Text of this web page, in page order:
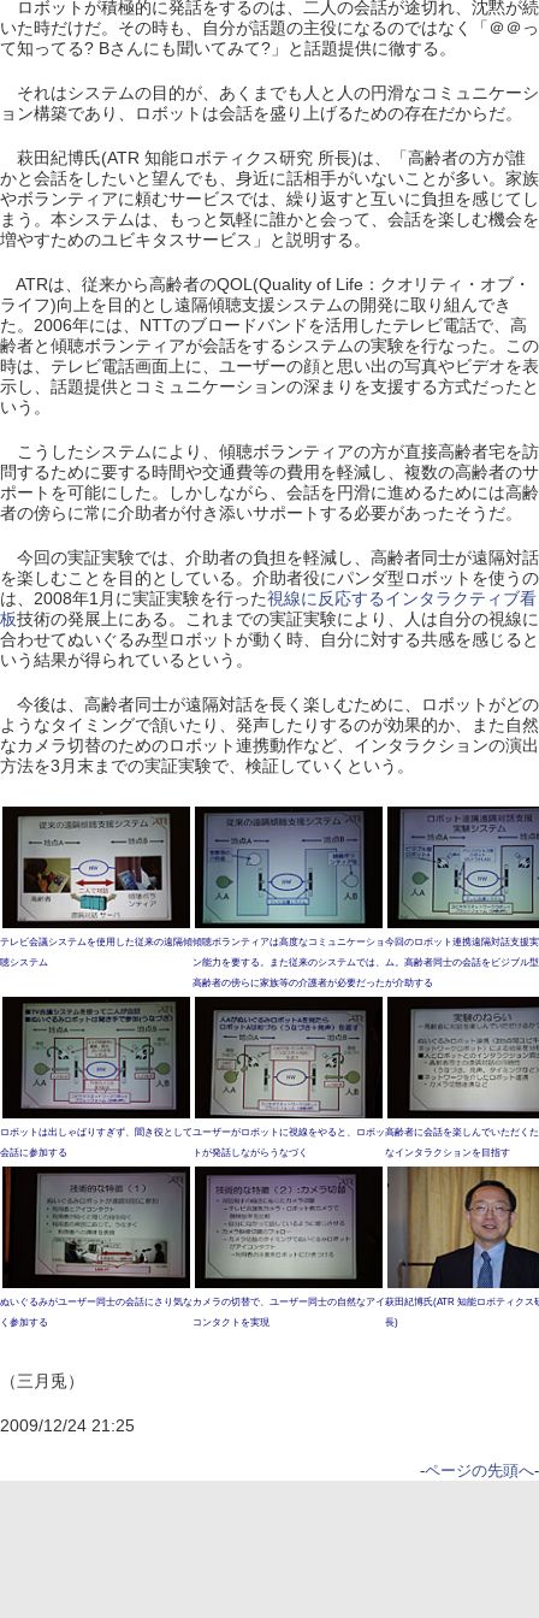
ロボットが積極的に発話をするのは、二人の会話が途切れ、沈黙が続
いた時だけだ。その時も、自分が話題の主役になるのではなく「＠＠っ
て知ってる? Bさんにも聞いてみて?」と話題提供に徹する。
それはシステムの目的が、あくまでも人と人の円滑なコミュニケーシ
ョン構築であり、ロボットは会話を盛り上げるための存在だからだ。
萩田紀博氏(ATR 知能ロボティクス研究 所長)は、「高齢者の方が誰
かと会話をしたいと望んでも、身近に話相手がいないことが多い。家族
やボランティアに頼むサービスでは、繰り返すと互いに負担を感じてし
まう。本システムは、もっと気軽に誰かと会って、会話を楽しむ機会を
増やすためのユビキタスサービス」と説明する。
ATRは、従来から高齢者のQOL(Quality of Life：クオリティ・オブ・
ライフ)向上を目的とし遠隔傾聴支援システムの開発に取り組んでき
た。2006年には、NTTのブロードバンドを活用したテレビ電話で、高
齢者と傾聴ボランティアが会話をするシステムの実験を行なった。この
時は、テレビ電話画面上に、ユーザーの顔と思い出の写真やビデオを表
示し、話題提供とコミュニケーションの深まりを支援する方式だったと
いう。
こうしたシステムにより、傾聴ボランティアの方が直接高齢者宅を訪
問するために要する時間や交通費等の費用を軽減し、複数の高齢者のサ
ポートを可能にした。しかしながら、会話を円滑に進めるためには高齢
者の傍らに常に介助者が付き添いサポートする必要があったそうだ。
今回の実証実験では、介助者の負担を軽減し、高齢者同士が遠隔対話
を楽しむことを目的としている。介助者役にパンダ型ロボットを使うの
は、2008年1月に実証実験を行った視線に反応するインタラクティブ看
板技術の発展上にある。これまでの実証実験により、人は自分の視線に
合わせてぬいぐるみ型ロボットが動く時、自分に対する共感を感じると
いう結果が得られているという。
今後は、高齢者同士が遠隔対話を長く楽しむために、ロボットがどの
ようなタイミングで頷いたり、発声したりするのが効果的か、また自然
なカメラ切替のためのロボット連携動作など、インタラクションの演出
方法を3月末までの実証実験で、検証していくという。
テレビ会議システムを使用した従来の遠隔傾
聴システム
傾聴ボランティアは高度なコミュニケーショ
ン能力を要する。また従来のシステムでは、
高齢者の傍らに家族等の介護者が必要だった
今回のロボット連携遠隔対話支援
ム。高齢者同士の会話をビジブル
が介助する
ロボットは出しゃばりすぎず、聞き役として
会話に参加する
ユーザーがロボットに視線をやると、ロボッ
トが発話しながらうなづく
高齢者に会話を楽しんでいただく
なインタラクションを目指す
ぬいぐるみがユーザー同士の会話にさり気な
く参加する
カメラの切替で、ユーザー同士の自然なアイ
コンタクトを実現
萩田紀博氏(ATR 知能ロボティクス
長)
（三月兎）
2009/12/24 21:25
-ページの先頭へ-